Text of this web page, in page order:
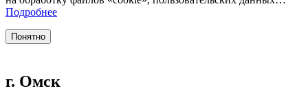
Подробнее
Понятно
г. Омск